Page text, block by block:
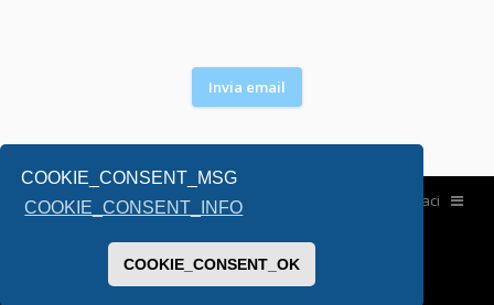
COOKIE_CONSENT_MSG
COOKIE_CONSENT_INFO
COOKIE_CONSENT_OK
Home Contattaci